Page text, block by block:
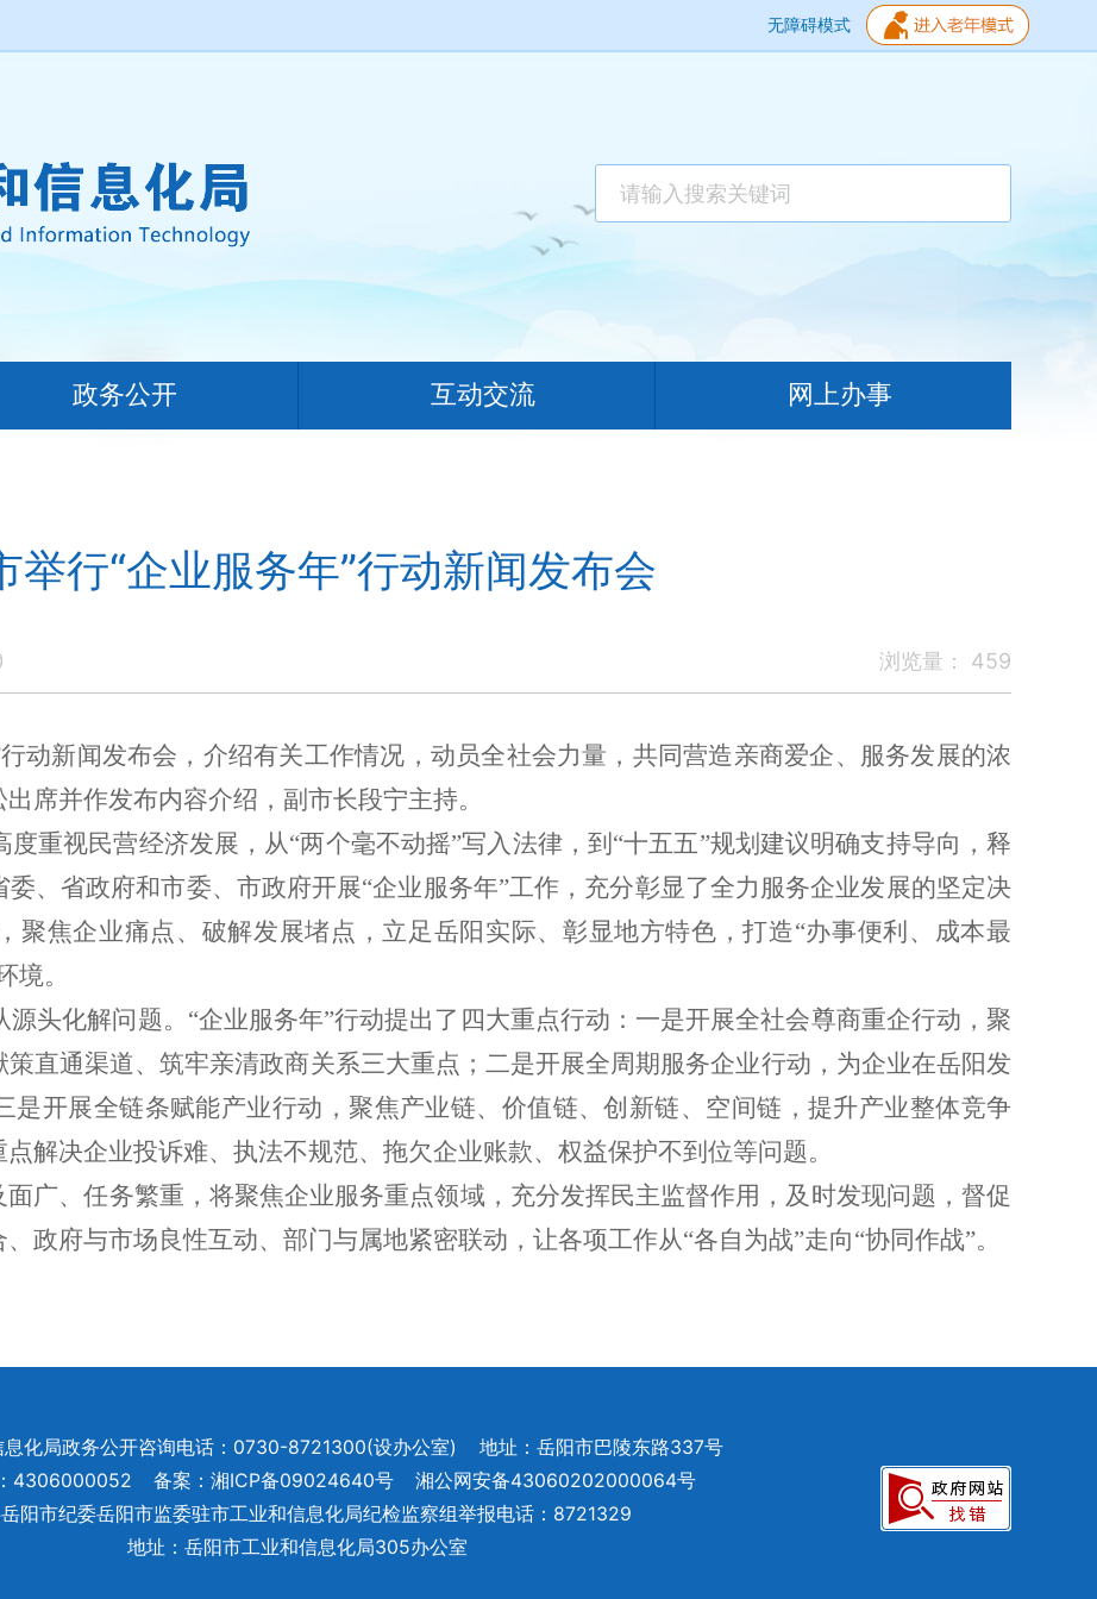
无障碍模式
政务公开 互动交流 网上办事
举行“企业服务年”行动新闻发布会
浏览量： 459
行动新闻发布会，介绍有关工作情况，动员全社会力量，共同营造亲商爱企、服务发展的浓
席并作发布内容介绍，副市长段宁主持。
重视民营经济发展，从“两个毫不动摇”写入法律，到 “十五五”规划建议明确支持导向，释
、省政府和市委、市政府开展“企业服务年”工作，充分彰显了全力服务企业发展的坚定决
聚焦企业痛点、破解发展堵点，立足岳阳实际、彰显地方特色，打造“办事便利、成本最
境。
头化解问题。 “企业服务年”行动提出了四大重点行动：一是开展全社会尊商重企行动，聚
直通渠道、筑牢亲清政商关系三大重点；二是开展全周期服务企业行动，为企业在岳阳发
是开展全链条赋能产业行动，聚焦产业链、价值链、创新链、空间链，提升产业整体竞争
解决企业投诉难、执法不规范、拖欠企业账款、权益保护不到位等问题。
面广、任务繁重，将聚焦企业服务重点领域，充分发挥民主监督作用，及时发现问题，督促
政府与市场良性互动、部门与属地紧密联动，让各项工作从“各自为战”走向“协同作战”。
息化局政务公开咨询电话：0730-8721300(设办公室)
地址：岳阳市巴陵东路337号
4306000052
备案：湘ICP备09024640号
湘公网安备43060202000064号
阳市纪委岳阳市监委驻市工业和信息化局纪检监察组举报电话：8721329
地址：岳阳市工业和信息化局305办公室